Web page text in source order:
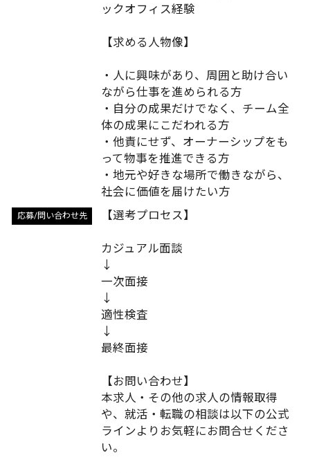
ックオフィス経験
【求める人物像】
・人に興味があり、周囲と助け合い
ながら仕事を進められる方
・自分の成果だけでなく、チーム全
体の成果にこだわれる方
・他責にせず、オーナーシップをも
って物事を推進できる方
・地元や好きな場所で働きながら、
社会に価値を届けたい方
応募/問い合わせ先 【選考プロセス】
カジュアル面談
↓
一次面接
↓
適性検査
↓
最終面接
【お問い合わせ】
本求人・その他の求人の情報取得
や、就活・転職の相談は以下の公式
ラインよりお気軽にお問合せくださ
い。